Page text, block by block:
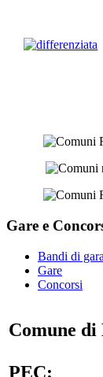
Gare e
Bandi di gara
Gare
Concorsi
Comune di
PEC: